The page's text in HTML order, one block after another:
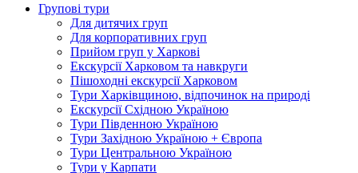
Групові тури
Для дитячих груп
Для корпоративних груп
Прийом груп у Харкові
Екскурсії Харковом та навкруги
Пішоходні екскурсії Харковом
Тури Харківщиною, відпочинок на природі
Екскурсії Східною Україною
Тури Південною Україною
Тури Західною Україною + Європа
Тури Центральною Україною
Тури у Карпати